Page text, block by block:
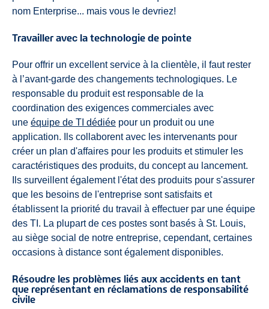
nom Enterprise... mais vous le devriez!
Travailler avec la technologie de pointe
Pour offrir un excellent service à la clientèle, il faut rester
à l’avant-garde des changements technologiques. Le
responsable du produit est responsable de la
coordination des exigences commerciales avec
une équipe de TI dédiée pour un produit ou une
application. Ils collaborent avec les intervenants pour
créer un plan d'affaires pour les produits et stimuler les
caractéristiques des produits, du concept au lancement.
Ils surveillent également l'état des produits pour s'assurer
que les besoins de l'entreprise sont satisfaits et
établissent la priorité du travail à effectuer par une équipe
des TI. La plupart de ces postes sont basés à St. Louis,
au siège social de notre entreprise, cependant, certaines
occasions à distance sont également disponibles.
Résoudre les problèmes liés aux accidents en tant
que représentant en réclamations de responsabilité
civile